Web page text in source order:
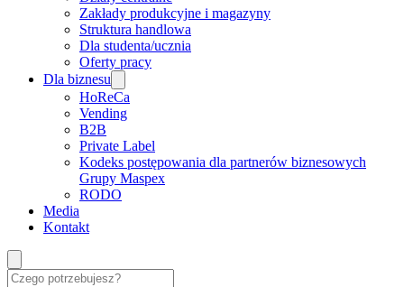
Zakłady produkcyjne i magazyny
Struktura handlowa
Dla studenta/ucznia
Oferty pracy
Dla biznesu
HoReCa
Vending
B2B
Private Label
Kodeks postępowania dla partnerów biznesowych
Grupy Maspex
RODO
Media
Kontakt